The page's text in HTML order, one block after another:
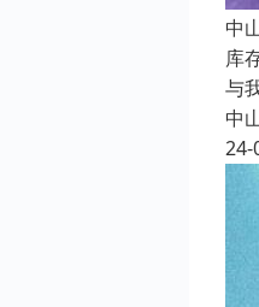
中
库
与
中
24-